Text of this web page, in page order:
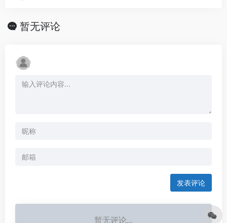
暂无评论
发表评论
暂无评论...